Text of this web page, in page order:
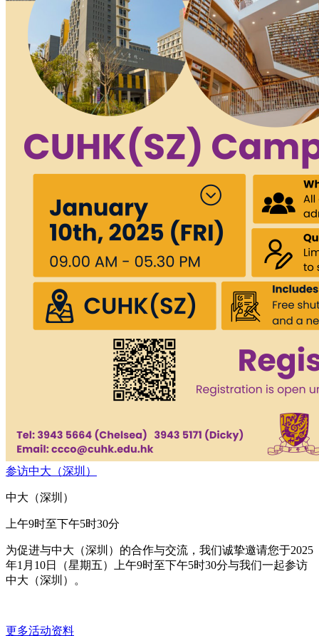
参访中⼤（深圳）
中大（深圳）
上午9时至下午5时30分
为促进与中大（深圳）的合作与交流，我们诚挚邀请您于2025
年1月10日（星期五）上午9时至下午5时30分与我们一起参访
中⼤（深圳）。
更多活动资料